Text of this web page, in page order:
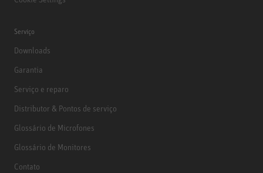
Serviço
Downloads
Garantia
Serviço e reparo
Distributor & Pontos de serviço
Glossário de Microfones
Glossário de Monitores
Contato